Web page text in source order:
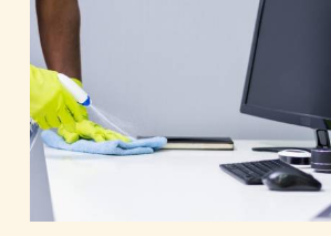
Jag godkänner integritetspolicyn *